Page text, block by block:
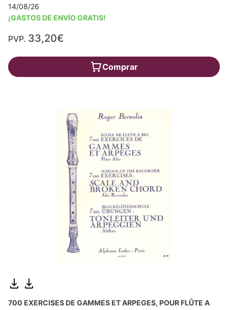
14/08/26
¡GASTOS DE ENVÍO GRATIS!
PVP. 33,20€
Comprar
700 EXERCISES DE GAMMES ET ARPEGES, POUR FLÛTE A